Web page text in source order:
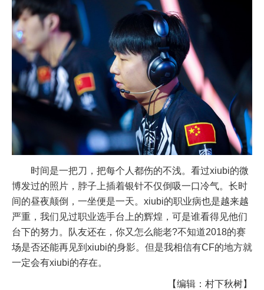
时间是一把刀，把每个人都伤的不浅。看过xiubi的微
博发过的照片，脖子上插着银针不仅倒吸一口冷气。长时
间的昼夜颠倒，一坐便是一天。xiubi的职业病也是越来越
严重，我们见过职业选手台上的辉煌，可是谁看得见他们
台下的努力。队友还在，你又怎么能老?不知道2018的赛
场是否还能再见到xiubi的身影。但是我相信有CF的地方就
一定会有xiubi的存在。
【编辑：村下秋树】